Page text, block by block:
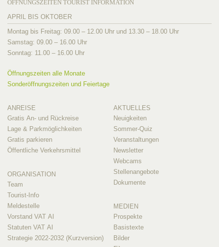
ÖFFNUNGSZEITEN TOURIST INFORMATION
APRIL BIS OKTOBER
Montag bis Freitag: 09.00 – 12.00 Uhr und 13.30 – 18.00 Uhr
Samstag: 09.00 – 16.00 Uhr
Sonntag: 11.00 – 16.00 Uhr
Öffnungszeiten alle Monate
Sonderöffnungszeiten und Feiertage
ANREISE
Gratis An- und Rückreise
Lage & Parkmöglichkeiten
Gratis parkieren
Öffentliche Verkehrsmittel
ORGANISATION
Team
Tourist-Info
Meldestelle
Vorstand VAT AI
Statuten VAT AI
Strategie 2022-2032 (Kurzversion)
AKTUELLES
Neuigkeiten
Sommer-Quiz
Veranstaltungen
Newsletter
Webcams
Stellenangebote
Dokumente
MEDIEN
Prospekte
Basistexte
Bilder